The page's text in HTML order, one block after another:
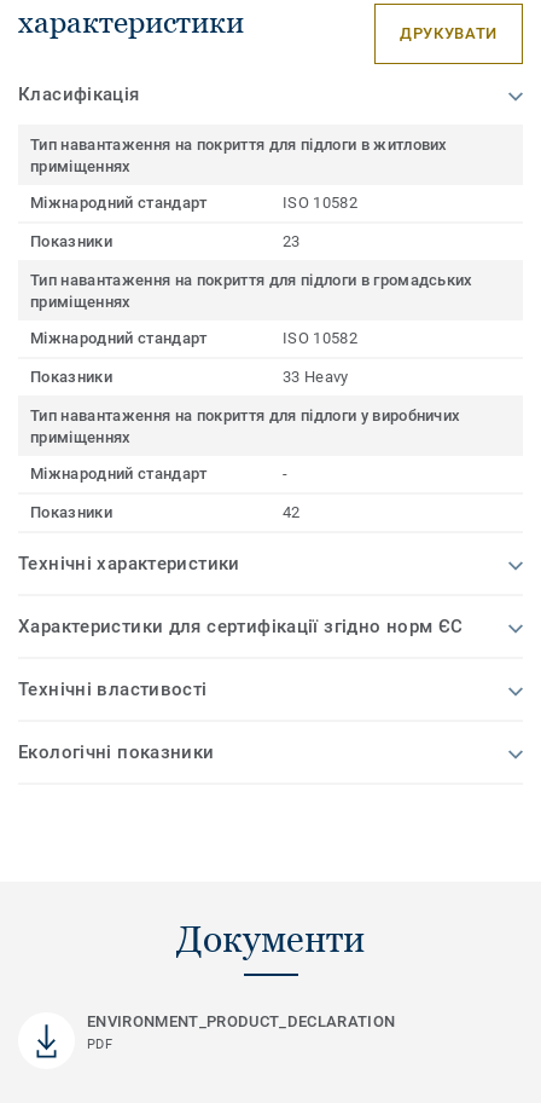
характеристики
ДРУКУВАТИ
Класифікація
Тип навантаження на покриття для підлоги в житлових
приміщеннях
Міжнародний стандарт
ISO 10582
Показники 23
Тип навантаження на покриття для підлоги в громадських
приміщеннях
Міжнародний стандарт
ISO 10582
Показники 33 Heavy
Тип навантаження на покриття для підлоги у виробничих
приміщеннях
Міжнародний стандарт
-
Показники 42
Технічні характеристики
Характеристики для сертифікації згідно норм ЄС
Технічні властивості
Екологічні показники
Документи
ENVIRONMENT_PRODUCT_DECLARATION
PDF